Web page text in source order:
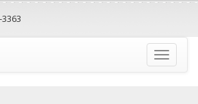
Toggle